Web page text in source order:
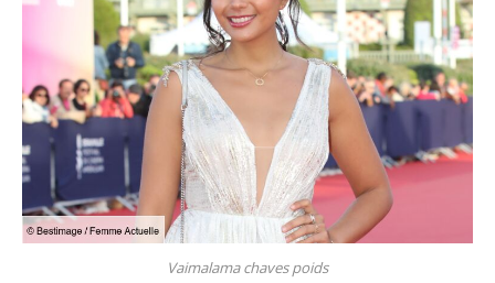
Vaimalama chaves poids